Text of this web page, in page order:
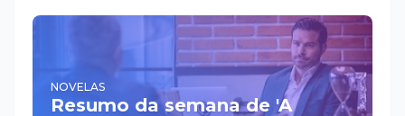
NOVELAS
Resumo da semana de 'A